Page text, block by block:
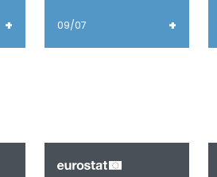
+ 09/07 +